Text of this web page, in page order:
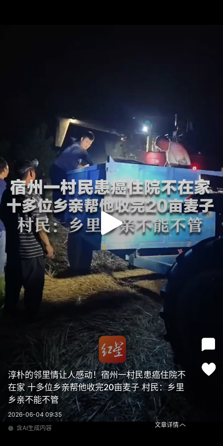
淳朴的邻里情让人感动！宿州一村民患癌住院不
在家 十多位乡亲帮他收完20亩麦子 村民：乡里
乡亲不能不管
2026-06-04 09:35
含AI生成内容
文章详情